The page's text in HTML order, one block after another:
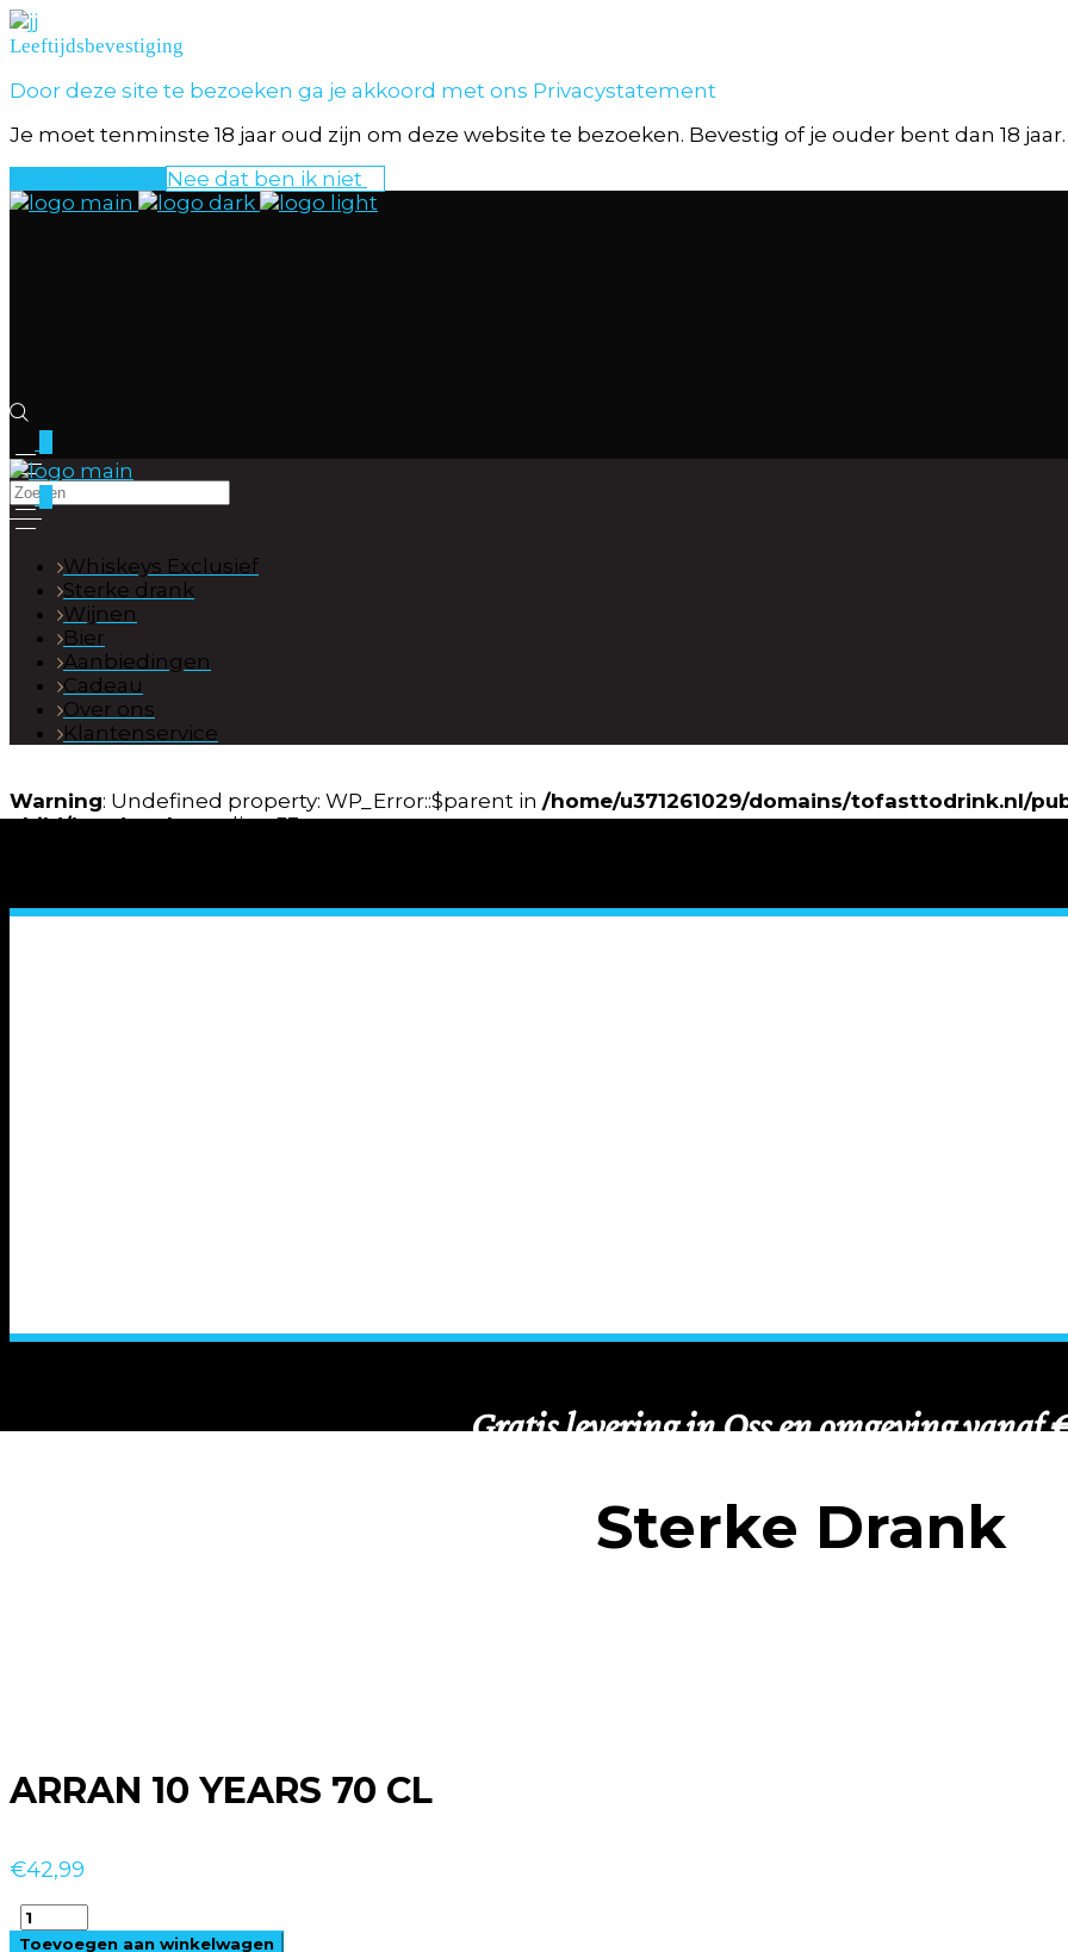
Leeftijdsbevestiging
Door deze site te bezoeken ga je akkoord met ons Privacystatement
Je moet tenminste 18 jaar oud zijn om deze website te bezoeken. Bevestig of je ouder bent dan 18 jaar.
Nee dat ben ik niet
Whiskeys Exclusief
Sterke drank
Wijnen
Bier
Aanbiedingen
Cadeau
Over ons
Klantenservice
Warning: Undefined property: WP_Error::$parent in /home/u371261029/domains/tofasttodrink.nl/
child/header.phpon line53
Sterke Drank
ARRAN 10 YEARS 70 CL
€42,99
ARRAN
10Toevoegen aan winkelwagen